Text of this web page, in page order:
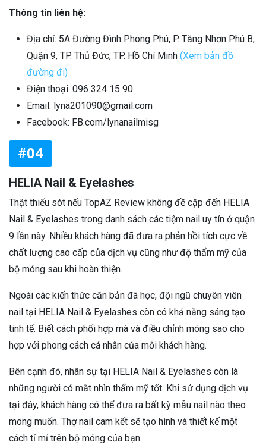
Thông tin liên hệ:
Địa chỉ: 5A Đường Đình Phong Phú, P. Tăng Nhơn Phú B,
Quận 9, TP. Thủ Đức, TP. Hồ Chí Minh (Xem bản đồ
đường đi)
Điện thoại: 096 324 15 90
Email: lyna201090@gmail.com
Facebook: FB.com/lynanailmisg
#04
HELIA Nail & Eyelashes
Thật thiếu sót nếu TopAZ Review không đề cập đến HELIA
Nail & Eyelashes trong danh sách các tiệm nail uy tín ở quận
9 lần này. Nhiều khách hàng đã đưa ra phản hồi tích cực về
chất lượng cao cấp của dịch vụ cũng như độ thẩm mỹ của
bộ móng sau khi hoàn thiện.
Ngoài các kiến thức căn bản đã học, đội ngũ chuyên viên
nail tại HELIA Nail & Eyelashes còn có khả năng sáng tạo
tinh tế. Biết cách phối hợp mà và điều chỉnh móng sao cho
hợp với phong cách cá nhân của mỗi khách hàng.
Bên cạnh đó, nhân sự tại HELIA Nail & Eyelashes còn là
những người có mắt nhìn thẩm mỹ tốt. Khi sử dụng dịch vụ
tại đây, khách hàng có thể đưa ra bất kỳ mẫu nail nào theo
mong muốn. Thợ nail cam kết sẽ tạo hình và thiết kế một
cách tỉ mỉ trên bộ móng của bạn.